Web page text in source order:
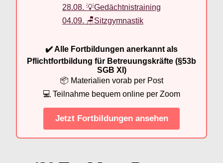
28.08. 💡Gedächtnistraining
04.09. 🪑Sitzgymnastik
✔️ Alle Fortbildungen anerkannt als
Pflichtfortbildung für Betreuungskräfte (§53b
SGB XI)
📦 Materialien vorab per Post
💻 Teilnahme bequem online per Zoom
Jetzt Fortbildungen ansehen